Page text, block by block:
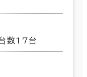
数17台